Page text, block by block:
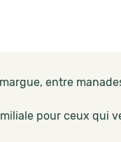
entre
pour ceux qui